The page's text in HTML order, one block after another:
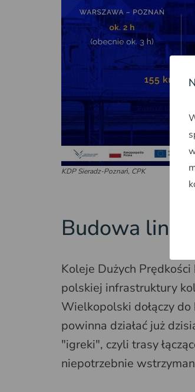
KDP Sieradz-Poznań, CPK
Budowa linii
Koleje Dużych
polskiej infrastruktury
Wielkopolski dołączy
powinna działać już
"igreki", czyli trasy
niepotrzebnie